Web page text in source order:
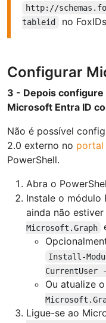
http://
tableid
no
Configurar
3 - Depois
Microsoft Entra ID
Não é possível
2.0 externo no portal
PowerShell.
Abra o
Instale o módulo
ainda não
Microsoft.Graph
Install-
CurrentUser
Ou atualize
Ligue-se ao